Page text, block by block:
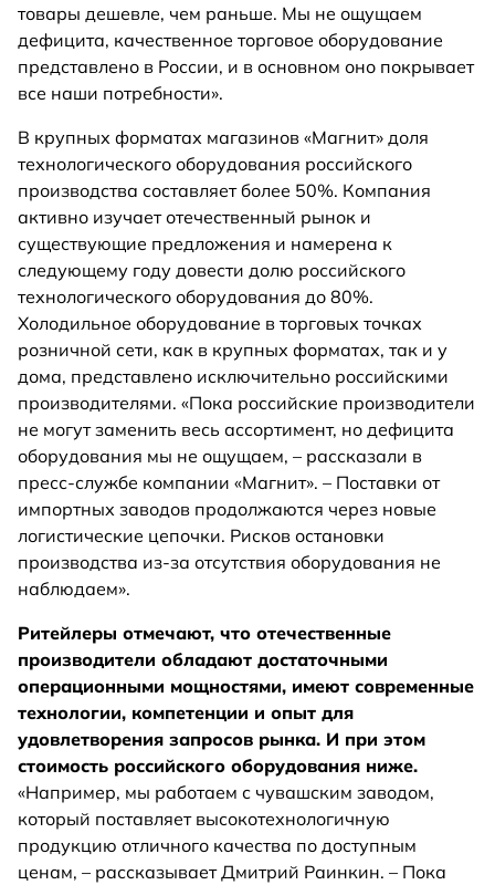
товары дешевле, чем раньше. Мы не ощущаем
дефицита, качественное торговое оборудование
представлено в России, и в основном оно покрывает
все наши потребности».
В крупных форматах магазинов «Магнит» доля
технологического оборудования российского
производства составляет более 50%. Компания
активно изучает отечественный рынок и
существующие предложения и намерена к
следующему году довести долю российского
технологического оборудования до 80%.
Холодильное оборудование в торговых точках
розничной сети, как в крупных форматах, так и у
дома, представлено исключительно российскими
производителями. «Пока российские производители
не могут заменить весь ассортимент, но дефицита
оборудования мы не ощущаем, – рассказали в
пресс-службе компании «Магнит». – Поставки от
импортных заводов продолжаются через новые
логистические цепочки. Рисков остановки
производства из-за отсутствия оборудования не
наблюдаем».
Ритейлеры отмечают, что отечественные
производители обладают достаточными
операционными мощностями, имеют современные
технологии, компетенции и опыт для
удовлетворения запросов рынка. И при этом
стоимость российского оборудования ниже.
«Например, мы работаем с чувашским заводом,
который поставляет высокотехнологичную
продукцию отличного качества по доступным
ценам, – рассказывает Дмитрий Раинкин. – Пока